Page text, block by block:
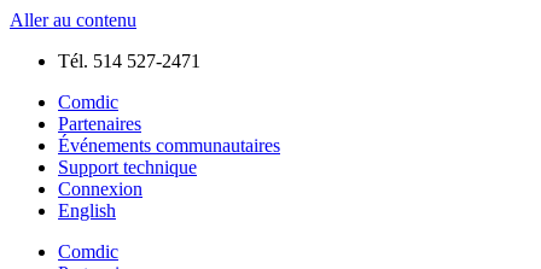
Aller au contenu
Tél. 514 527-2471
Comdic
Partenaires
Événements communautaires
Support technique
Connexion
English
Comdic